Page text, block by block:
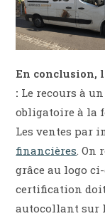
En conclusion,
: Le recours à
obligatoire à la
Les ventes par
financières. On
grâce au logo
certification
autocollant sur